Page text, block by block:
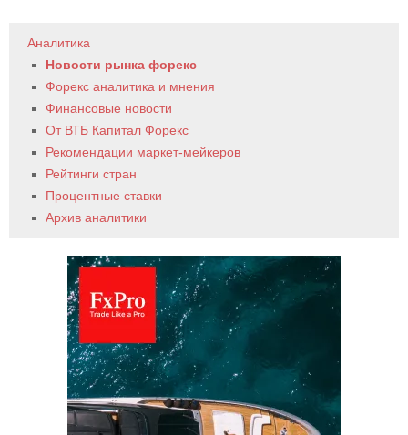
Аналитика
Новости рынка форекс
Форекс аналитика и мнения
Финансовые новости
От ВТБ Капитал Форекс
Рекомендации маркет-мейкеров
Рейтинги стран
Процентные ставки
Архив аналитики